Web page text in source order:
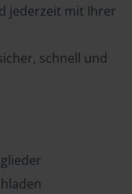
jederzeit mit Ihrer
schnell und